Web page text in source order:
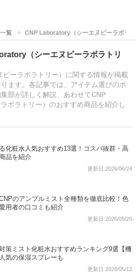
覧 CNP Laboratory（シーエヌピーラボラ
（シーエヌピーラボラトリ
ーラボラトリー）に関する情報が掲載
ます。各記事では、アイテム選びのポ
部が詳しく解説、あわせてCNP
ボラトリー）のおすすめ商品を紹介し
化粧水人気おすすめ13選！コスパ抜群・高
品を紹介
更新日:2026/06/24
のアンプルミスト全種類を徹底比較！色
用者の口コミも紹介
更新日:2026/05/20
策ミスト化粧水おすすめランキング9選【機
気の保湿スプレーも
更新日:2026/05/13